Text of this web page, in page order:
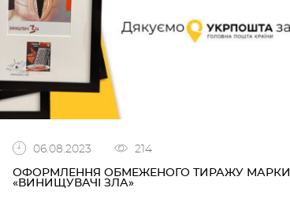
06.08.2023 214
ОФОРМЛЕННЯ ОБМЕЖЕНОГО ТИРАЖУ МАРКИ
«ВИНИЩУВАЧІ ЗЛА»